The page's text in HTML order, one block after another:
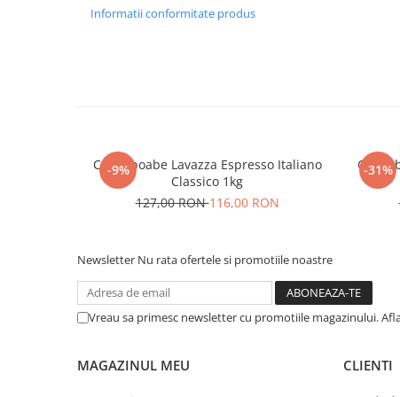
Informatii conformitate produs
-9%
Cafea boabe Lavazza Espresso Italiano
Classico 1kg
127,00 RON116,00 RON
-31%
Cafea
Newsletter Nu rata ofertele si promotiile noastre
Vreau sa primesc newsletter cu promotiile magazinului.
MAGAZINUL MEU CLIENTI